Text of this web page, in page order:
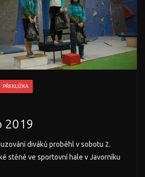
PŘEKLIŽKA
2019
diváků proběhl v sobotu 2.
stěně ve sportovní hale v Javorníku